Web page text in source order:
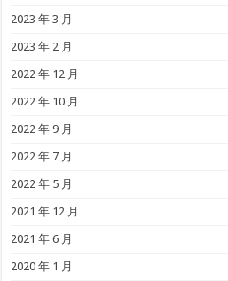
2023 年 3 月
2023 年 2 月
2022 年 12 月
2022 年 10 月
2022 年 9 月
2022 年 7 月
2022 年 5 月
2021 年 12 月
2021 年 6 月
2020 年 1 月